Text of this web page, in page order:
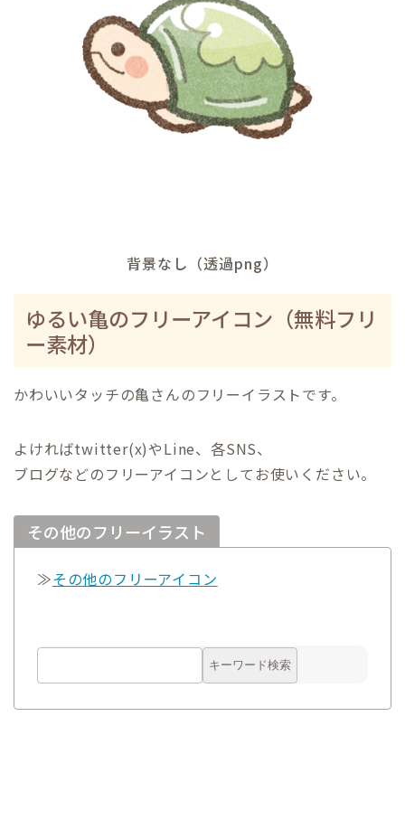
背景なし（透過png）
ゆるい亀のフリーアイコン（無料フリ
ー素材）
かわいいタッチの亀さんのフリーイラストです。
よければtwitter(x)やLine、各SNS、
ブログなどのフリーアイコンとしてお使いください。
その他のフリーイラスト
≫その他のフリーアイコン